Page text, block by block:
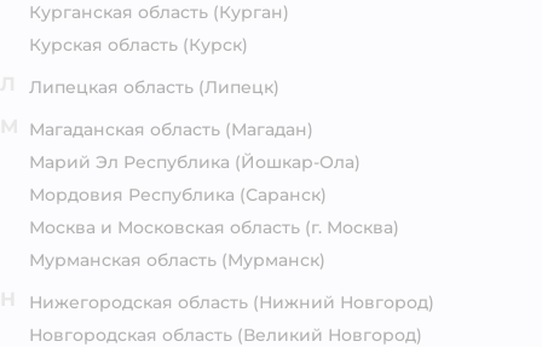
Курганская область (Курган)
Курская область (Курск)
Липецкая область (Липецк)
Магаданская область (Магадан)
Марий Эл Республика (Йошкар-Ола)
Мордовия Республика (Саранск)
Москва и Московская область (г. Москва)
Мурманская область (Мурманск)
Нижегородская область (Нижний Новгород)
Новгородская область (Великий Новгород)